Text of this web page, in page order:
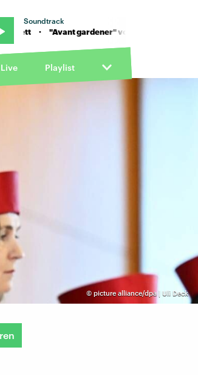
Soundtrack
gardener" von Courtney Barnett · "Avant
Live Playlist
© picture alliance/dpa | Uli Deck